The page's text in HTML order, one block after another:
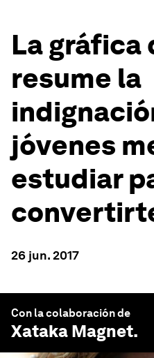
La gráfica
resume la
jóvenes
estudiar
26 jun. 2017
Con la colaboración de
Xataka Magnet.